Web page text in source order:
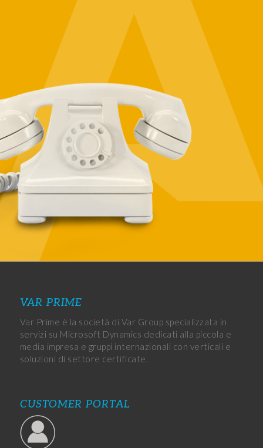
Vuoi maggiori
informazioni sulle
nostre soluzioni e su
come adattarle alle
esigenze specifiche
della tua azienda?
CONTATTACI!
VAR PRIME
Var Prime è la società di Var Group specializzata in
servizi su Microsoft Dynamics dedicati alla piccola e
media impresa e gruppi internazionali con verticali e
soluzioni di settore certificate.
CUSTOMER PORTAL